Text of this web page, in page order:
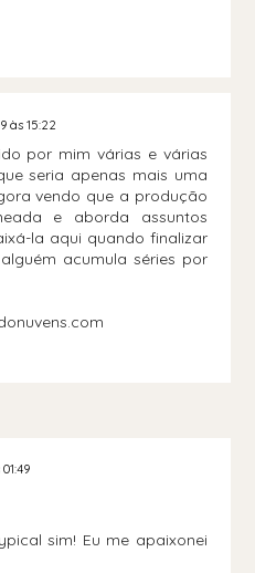
às 15:22
por mim várias e várias
seria apenas mais uma
vendo que a produção
e aborda assuntos
la aqui quando finalizar
acumula séries por
sim! Eu me apaixonei